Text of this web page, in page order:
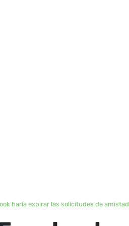
haría expirar las solicitudes de amistad